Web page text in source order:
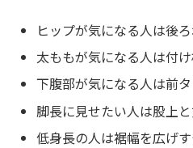
ヒップが気になる人は後
太ももが気になる人は付
下腹部が気になる人は前
脚長に見せたい人は股上
低身長の人は裾幅を広げ